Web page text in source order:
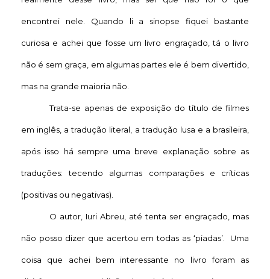
encontrei nele. Quando li a sinopse fiquei bastante
curiosa e achei que fosse um livro engraçado, tá o livro
não é sem graça, em algumas partes ele é bem divertido,
mas na grande maioria não.
Trata-se apenas de exposição do título de filmes
em inglês, a tradução literal, a tradução lusa e a brasileira,
após isso há sempre uma breve explanação sobre as
traduções: tecendo algumas comparações e críticas
(positivas ou negativas).
O autor, Iuri Abreu, até tenta ser engraçado, mas
não posso dizer que acertou em todas as ‘piadas’. Uma
coisa que achei bem interessante no livro foram as